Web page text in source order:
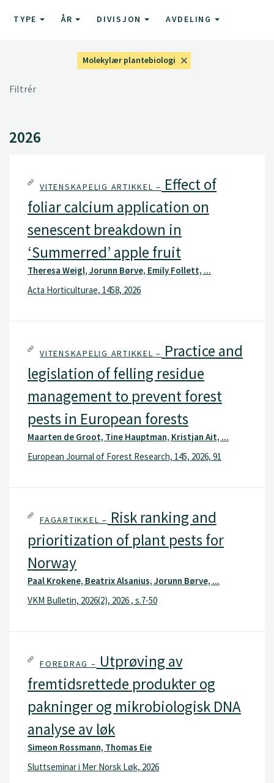
TYPE ÅR DIVISJON AVDELING
Molekylær plantebiologi
Filtrér
2026
VITENSKAPELIG ARTIKKEL – Effect of
foliar calcium application on
senescent breakdown in
‘Summerred’ apple fruit
Theresa Weigl, Jorunn Børve, Emily Follett, ...
Acta Horticulturae, 1458, 2026
VITENSKAPELIG ARTIKKEL – Practice and
legislation of felling residue
management to prevent forest
pests in European forests
Maarten de Groot, Tine Hauptman, Kristjan Ait, ...
European Journal of Forest Research, 145, 2026, 91
FAGARTIKKEL – Risk ranking and
prioritization of plant pests for
Norway
Paal Krokene, Beatrix Alsanius, Jorunn Børve, ...
VKM Bulletin, 2026(2), 2026 , s.7-50
FOREDRAG – Utprøving av
fremtidsrettede produkter og
pakninger og mikrobiologisk DNA
analyse av løk
Simeon Rossmann, Thomas Eie
Sluttseminar i Mer Norsk Løk, 2026